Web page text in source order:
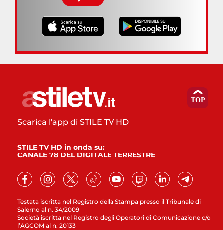
Testata iscritta nel Registro della Stampa presso il Tribunale di
Salerno al n. 34/2009
Società iscritta nel Registro degli Operatori di Comunicazione c/o
l’AGCOM al n. 20133
Scarica l'app di STILE TV HD
STILE TV HD in onda su:
CANALE 78 DEL DIGITALE TERRESTRE